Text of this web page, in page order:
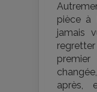
pièce à
jamais
après,